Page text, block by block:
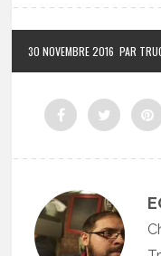
30 NOVEMBRE 2016 PAR